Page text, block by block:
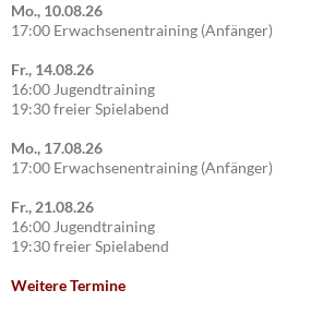
Mo., 10.08.26
17:00 Erwachsenentraining (Anfänger)
Fr., 14.08.26
16:00 Jugendtraining
19:30 freier Spielabend
Mo., 17.08.26
17:00 Erwachsenentraining (Anfänger)
Fr., 21.08.26
16:00 Jugendtraining
19:30 freier Spielabend
Weitere Termine